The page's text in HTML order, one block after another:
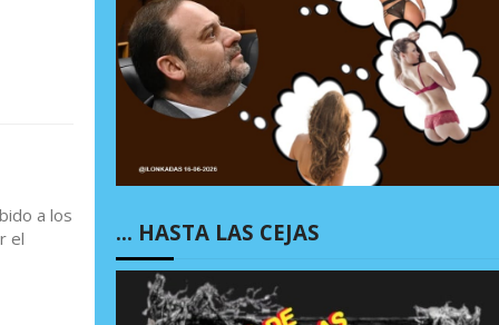
a los
el
… HASTA LAS CEJAS